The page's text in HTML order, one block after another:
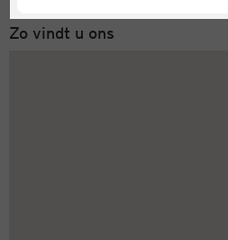
Zo vindt u ons